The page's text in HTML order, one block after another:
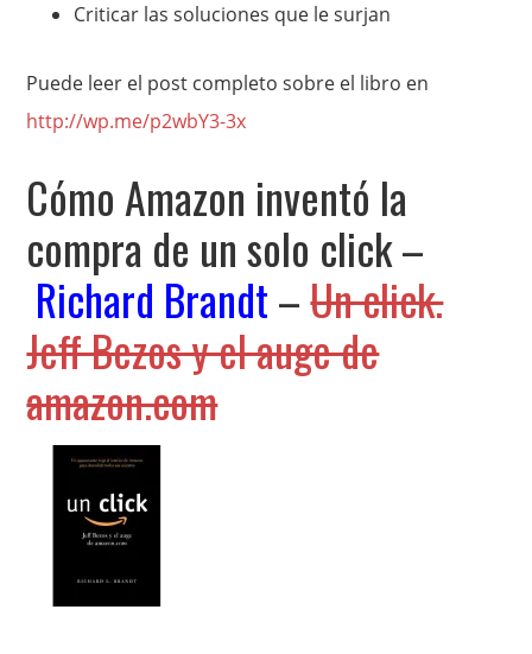
Criticar las soluciones que le surjan
Puede leer el post completo sobre el libro en
http://wp.me/p2wbY3-3x
Cómo Amazon inventó la
compra de un solo click –
Richard Brandt–Un click.
Jeff Bezos y el auge de
amazon.com